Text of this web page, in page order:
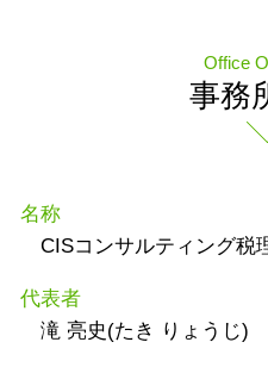
Office
事務
名称
CISコンサルティング税
代表者
滝 亮史(たき りょうじ)